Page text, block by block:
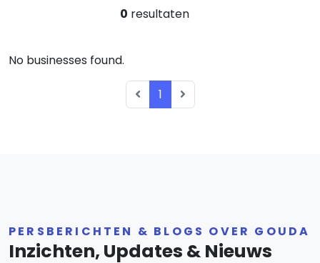
0 resultaten
No businesses found.
1
PERSBERICHTEN & BLOGS OVER GOUDA
Inzichten, Updates & Nieuws